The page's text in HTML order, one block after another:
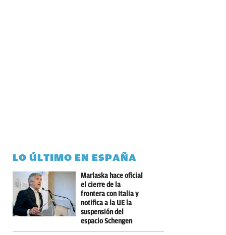
LO ÚLTIMO EN ESPAÑA
Marlaska hace oficial
el cierre de la
frontera con Italia y
notifica a la UE la
suspensión del
espacio Schengen